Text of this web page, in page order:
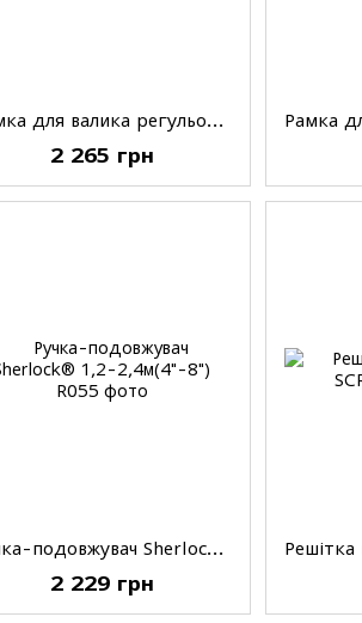
Рамка для валика регульована SHERLOCK® WIDE BOY баранець, 18'(46см)
2 265 грн
Ручка-подовжувач Sherlock® 1,2-2,4м(4"-8")
2 229 грн